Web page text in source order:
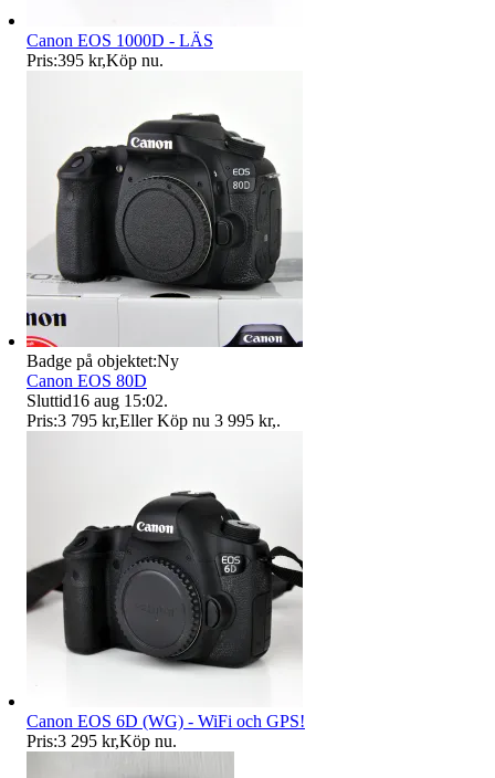
Canon EOS 1000D - LÄS
Pris:395 kr,Köp nu.
Badge på objektet:Ny
Canon EOS 80D
Sluttid16 aug 15:02.
Pris:3 795 kr,Eller Köp nu 3 995 kr,.
Canon EOS 6D (WG) - WiFi och GPS!
Pris:3 295 kr,Köp nu.